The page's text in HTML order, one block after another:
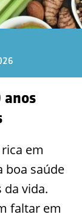
anos
em
boa saúde
da vida.
faltar em